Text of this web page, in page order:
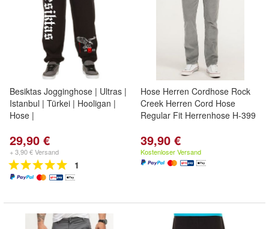
Besiktas Jogginghose | Ultras |
Istanbul | Türkei | Hooligan |
Hose |
29,90 €
+ 3,90 € Versand
1
Hose Herren Cordhose Rock
Creek Herren Cord Hose
Regular Fit Herrenhose H-399
39,90 €
Kostenloser Versand